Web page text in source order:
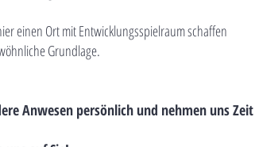
einen Ort mit Entwicklungsspielraum schaffen
Grundlage.
Anwesen persönlich und nehmen uns Zeit